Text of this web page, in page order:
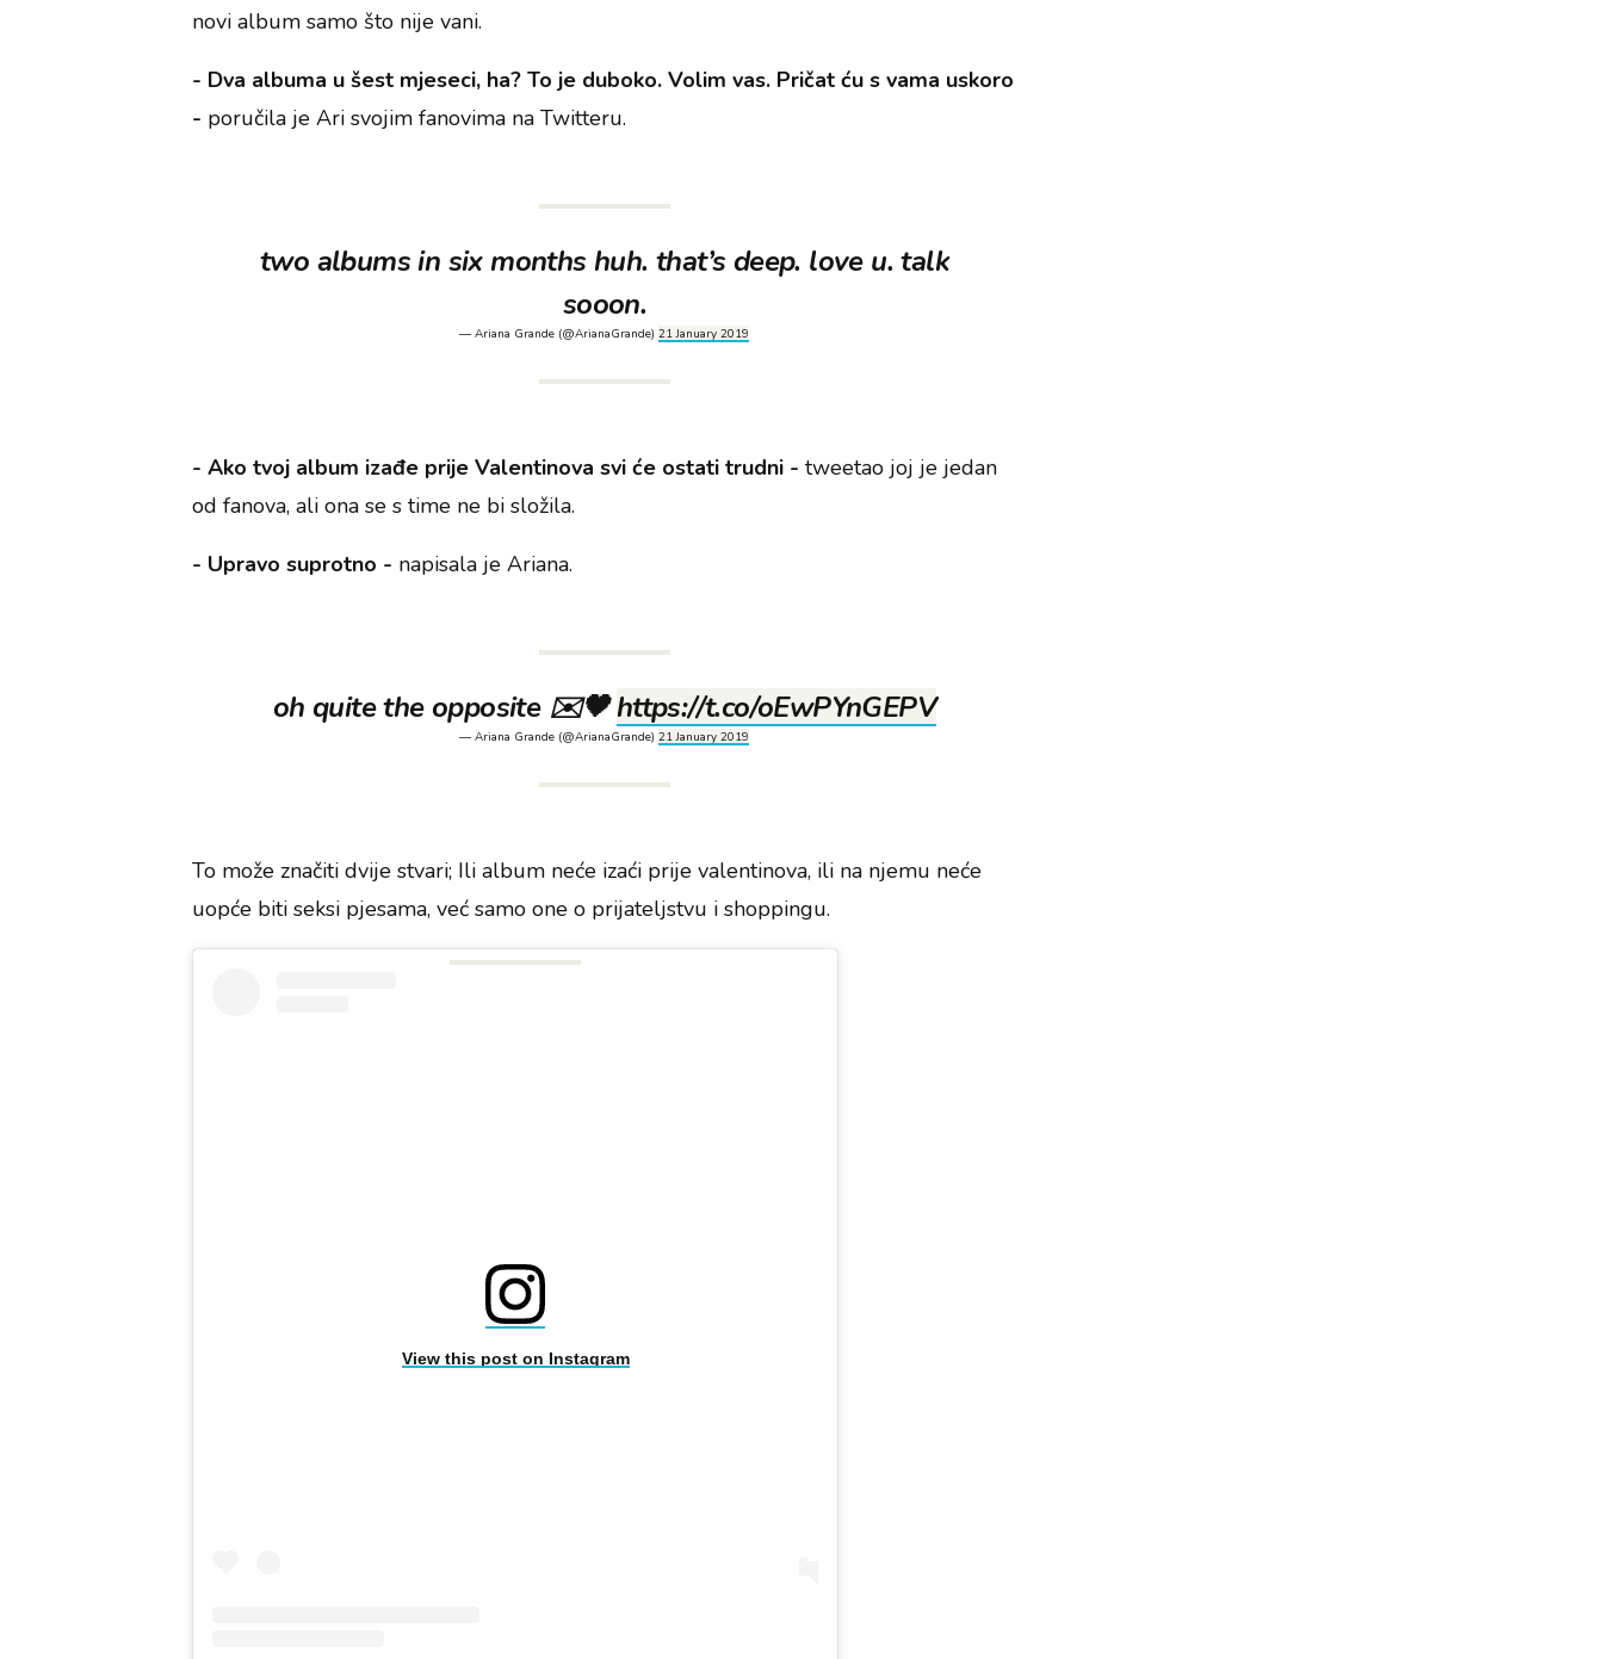
novi album samo što nije vani.
- Dva albuma u šest mjeseci, ha? To je duboko. Volim vas. Pričat ću s vama uskoro
- poručila je Ari svojim fanovima na Twitteru.
two albums in six months huh. that’s deep. love u. talk
sooon.
— Ariana Grande (@ArianaGrande)21 January 2019
- Ako tvoj album izađe prije Valentinova svi će ostati trudni -tweetao joj je jedan
od fanova, ali ona se s time ne bi složila.
- Upravo suprotno - napisala je Ariana.
oh quite the opposite ✉️🖤https://t.co/oEwPYnGEPV
— Ariana Grande (@ArianaGrande)21 January 2019
To može značiti dvije stvari; Ili album neće izaći prije valentinova, ili na njemu neće
uopće biti seksi pjesama, već samo one o prijateljstvu i shoppingu.
View this post on Instagram